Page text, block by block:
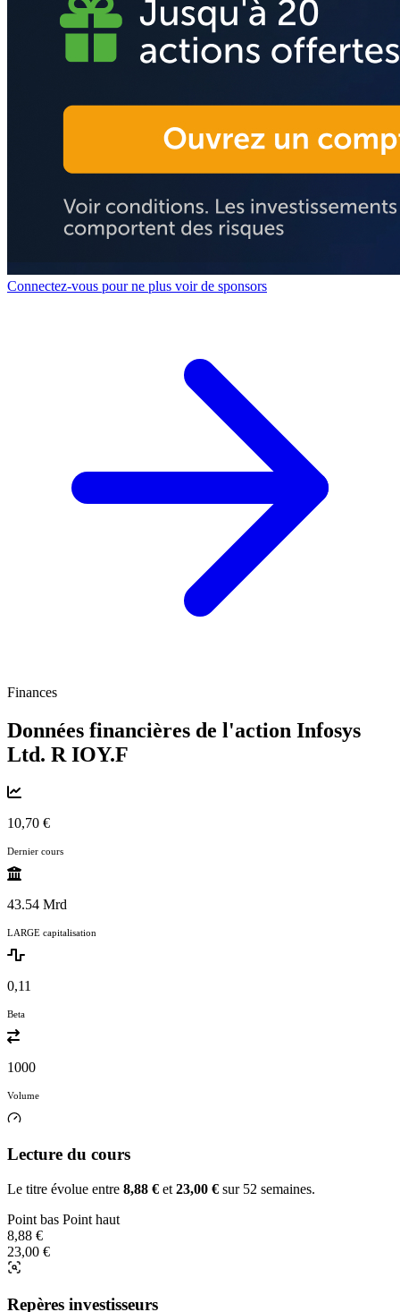
Connectez-vous pour ne plus voir de sponsors
Finances
Données financières de l'action Infosys
Ltd. R IOY.F
10,70 €
Dernier cours
43.54 Mrd
LARGE capitalisation
0,11
Beta
1000
Volume
Lecture du cours
Le titre évolue entre 8,88 € et 23,00 € sur 52 semaines.
Point bas Point haut
8,88 €
23,00 €
Repères investisseurs